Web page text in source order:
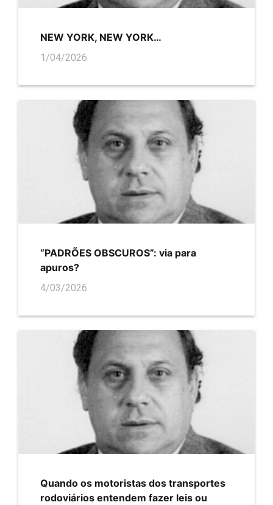
NEW YORK, NEW YORK…
1/04/2026
“PADRÕES OBSCUROS”: via para
apuros?
4/03/2026
Quando os motoristas dos transportes
rodoviários entendem fazer leis ou